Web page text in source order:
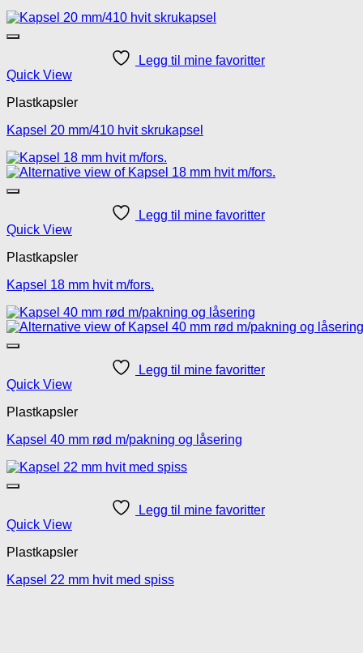
Legg til mine favoritter
Quick View
Plastkapsler
Kapsel 20 mm/410 hvit skrukapsel
Legg til mine favoritter
Quick View
Plastkapsler
Kapsel 18 mm hvit m/fors.
Legg til mine favoritter
Quick View
Plastkapsler
Kapsel 40 mm rød m/pakning og låsering
Legg til mine favoritter
Quick View
Plastkapsler
Kapsel 22 mm hvit med spiss